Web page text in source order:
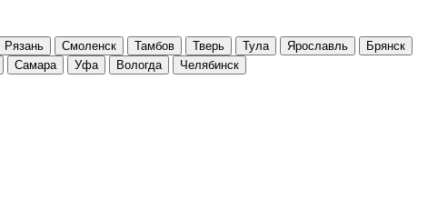
Рязань Смоленск Тамбов Тверь Тула Ярославль
Брянск
Самара Уфа Вологда Челябинск